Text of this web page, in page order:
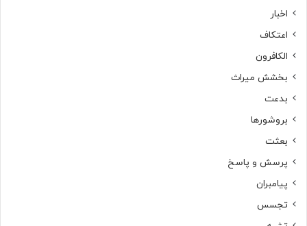
اخبار
اعتکاف
الکافرون
بخشش میراث
بدعت
بروشورها
بعثت
پرسش و پاسخ
پیامبران
تجسس